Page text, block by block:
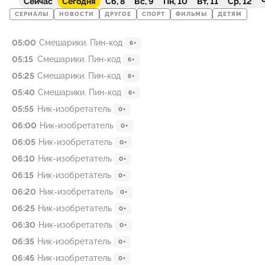
СЕРИАЛЫ НОВОСТИ ДРУГОЕ СПОРТ ФИЛЬМЫ ДЕТЯМ
05:00 Смешарики. Пин-код 6+
05:15 Смешарики. Пин-код 6+
05:25 Смешарики. Пин-код 6+
05:40 Смешарики. Пин-код 6+
05:55 Ник-изобретатель 0+
06:00 Ник-изобретатель 0+
06:05 Ник-изобретатель 0+
06:10 Ник-изобретатель 0+
06:15 Ник-изобретатель 0+
06:20 Ник-изобретатель 0+
06:25 Ник-изобретатель 0+
06:30 Ник-изобретатель 0+
06:35 Ник-изобретатель 0+
06:45 Ник-изобретатель 0+